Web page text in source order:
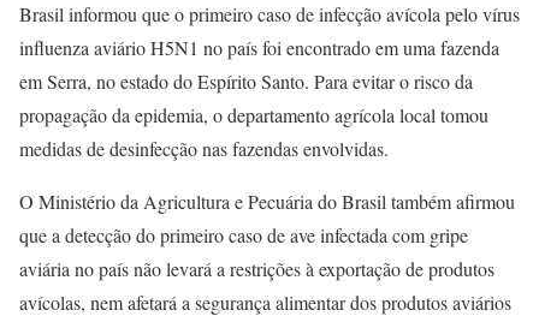
Brasil informou que o primeiro caso de infecção avícola pelo vírus
influenza aviário H5N1 no país foi encontrado em uma fazenda
em Serra, no estado do Espírito Santo. Para evitar o risco da
propagação da epidemia, o departamento agrícola local tomou
medidas de desinfecção nas fazendas envolvidas.
O Ministério da Agricultura e Pecuária do Brasil também afirmou
que a detecção do primeiro caso de ave infectada com gripe
aviária no país não levará a restrições à exportação de produtos
avícolas, nem afetará a segurança alimentar dos produtos aviários